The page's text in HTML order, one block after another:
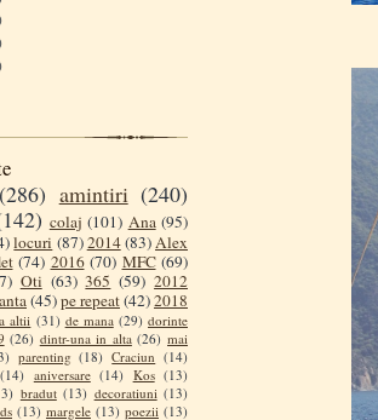
(286) amintiri (240)
colaj (101) Ana (95)
locuri (87)2014(83) Alex
(74) 2016 (70) MFC (69)
Oti (63) 365 (59) 2012
(45)pe repeat(42)2018
altii (31) de mana (29) dorinte
(26) dintr-una in alta (26) mai
parenting (18) Craciun (14)
(14) aniversare (14) Kos (13)
bradut (13) decoratiuni (13)
(13) margele (13) poezii (13)